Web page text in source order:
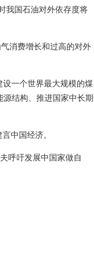
我国石油对外依存度将
消费增长和过高的对外
设一个世界最大规模的煤
结构、推进国家中长期
中国经济。
呼吁发展中国家做自